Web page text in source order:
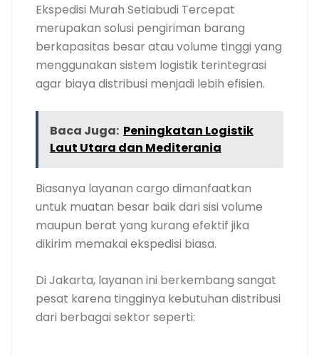
Ekspedisi Murah Setiabudi Tercepat
merupakan solusi pengiriman barang
berkapasitas besar atau volume tinggi yang
menggunakan sistem logistik terintegrasi
agar biaya distribusi menjadi lebih efisien.
Baca Juga: Peningkatan Logistik
Laut Utara dan Mediterania
Biasanya layanan cargo dimanfaatkan
untuk muatan besar baik dari sisi volume
maupun berat yang kurang efektif jika
dikirim memakai ekspedisi biasa.
Di Jakarta, layanan ini berkembang sangat
pesat karena tingginya kebutuhan distribusi
dari berbagai sektor seperti: